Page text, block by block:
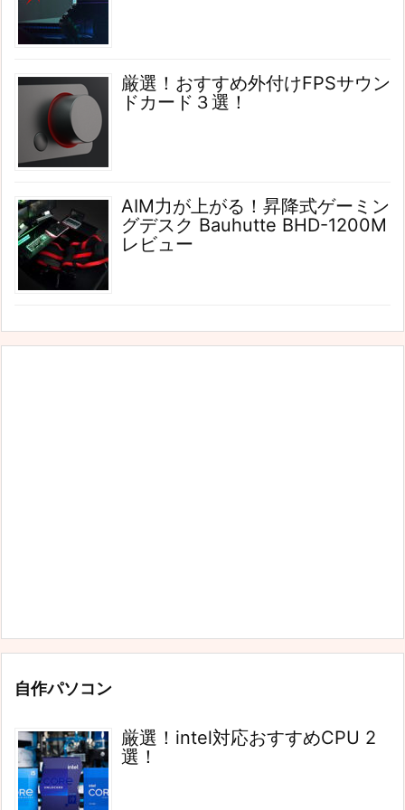
厳選！おすすめ外付けFPSサウン
ドカード３選！
AIM力が上がる！昇降式ゲーミン
グデスク Bauhutte BHD-1200M
レビュー
自作パソコン
厳選！intel対応おすすめCPU 2
選！